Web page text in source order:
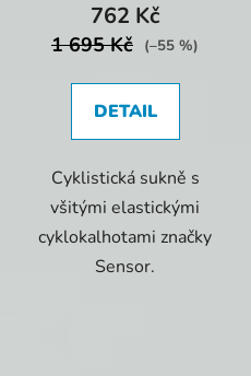
762 Kč
1 695 Kč (–55 %)
DETAIL
Cyklistická sukně s
všitými elastickými
cyklokalhotami značky
Sensor.